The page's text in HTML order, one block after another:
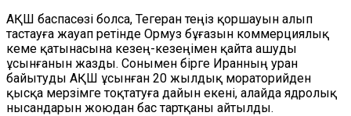
АҚШ баспасөзі болса, Тегеран теңіз қоршауын алып
тастауға жауап ретінде Ормуз бұғазын коммерциялық
кеме қатынасына кезең-кезеңімен қайта ашуды
ұсынғанын жазды. Сонымен бірге Иранның уран
байытуды АҚШ ұсынған 20 жылдық мораторийден
қысқа мерзімге тоқтатуға дайын екені, алайда ядролық
нысандарын жоюдан бас тартқаны айтылды.